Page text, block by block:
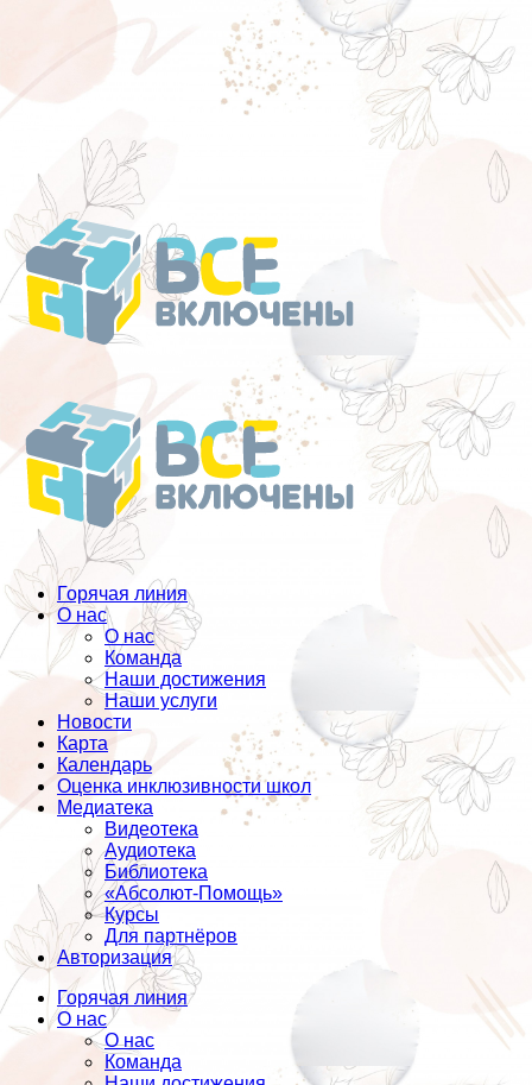
Перейти
к
содержанию
Горячая линия
О нас
О нас
Команда
Наши достижения
Наши услуги
Новости
Карта
Календарь
Оценка инклюзивности школ
Медиатека
Видеотека
Аудиотека
Библиотека
«Абсолют-Помощь»
Курсы
Для партнёров
Авторизация
Горячая линия
О нас
О нас
Команда